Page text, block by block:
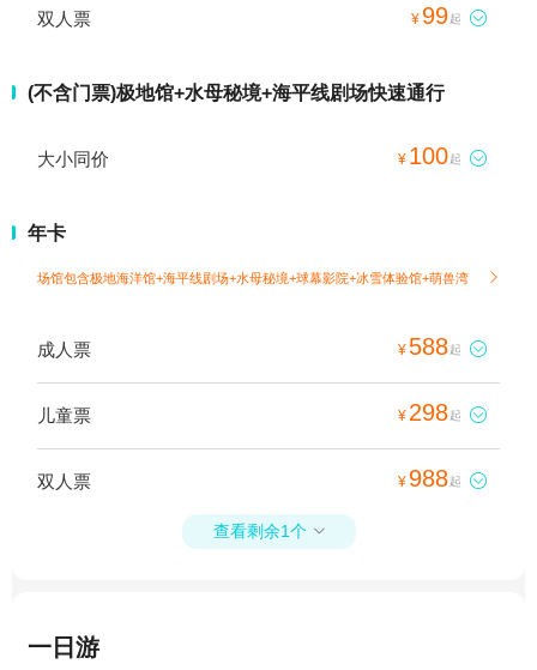
双人票 ¥ 99起 
(不含门票)极地馆+水母秘境+海平线剧场快速通行
大小同价 ¥ 100起 
年卡
场馆包含极地海洋馆+海平线剧场+水母秘境+球幕影院+冰雪体验馆+萌兽湾 
成人票 ¥ 588起 
儿童票 ¥ 298起 
双人票 ¥ 988起 
查看剩余1个 
一日游